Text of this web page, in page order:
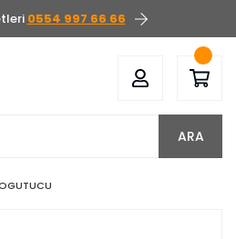
0554 997 66 66
ARA